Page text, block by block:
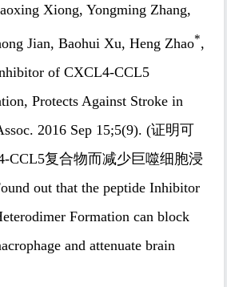
Xiong, Yongming Zhang,
Jian, Baohui Xu, Heng Zhao*,
of CXCL4-CCL5
Protects Against Stroke in
2016 Sep 15;5(9). (证明可
CCL5复合物而减少巨噬细胞浸
out that the peptide Inhibitor
Formation can block
and attenuate brain